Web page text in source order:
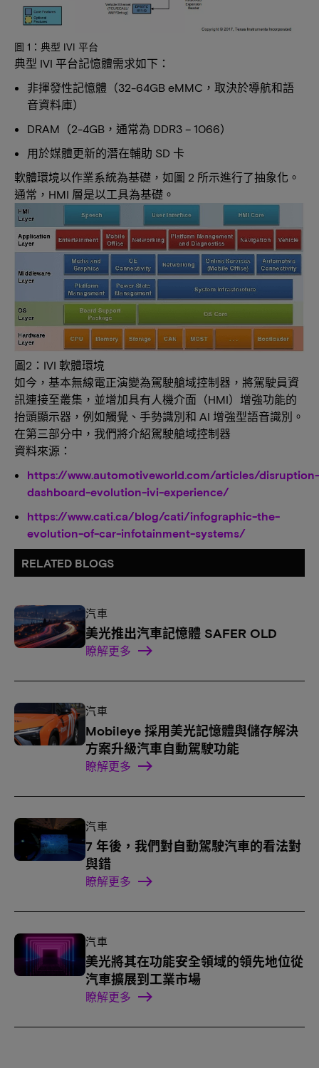
圖 1：典型 IVI 平台
典型 IVI 平台記憶體需求如下：
非揮發性記憶體（32-64GB eMMC，取決於導航和語
音資料庫）
DRAM（2-4GB，通常為 DDR3 – 1066）
用於媒體更新的潛在輔助 SD 卡
軟體環境以作業系統為基礎，如圖 2 所示進行了抽象化。
通常，HMI 層是以工具為基礎。
圖2：IVI 軟體環境
如今，基本無線電正演變為駕駛艙域控制器，將駕駛員資
訊連接至叢集，並增加具有人機介面（HMI）增強功能的
抬頭顯示器，例如觸覺、手勢識別和 AI 增強型語音識別。
在第三部分中，我們將介紹駕駛艙域控制器
資料來源：
https://www.automotiveworld.com/articles/disruption-
dashboard-evolution-ivi-experience/
https://www.cati.ca/blog/cati/infographic-the-
evolution-of-car-infotainment-systems/
RELATED BLOGS
汽車
美光推出汽車記憶體 SAFER OLD
瞭解更多
汽車
Mobileye 採用美光記憶體與儲存解決
方案升級汽車自動駕駛功能
瞭解更多
汽車
7 年後，我們對自動駕駛汽車的看法對
與錯
瞭解更多
汽車
美光將其在功能安全領域的領先地位從
汽車擴展到工業市場
瞭解更多